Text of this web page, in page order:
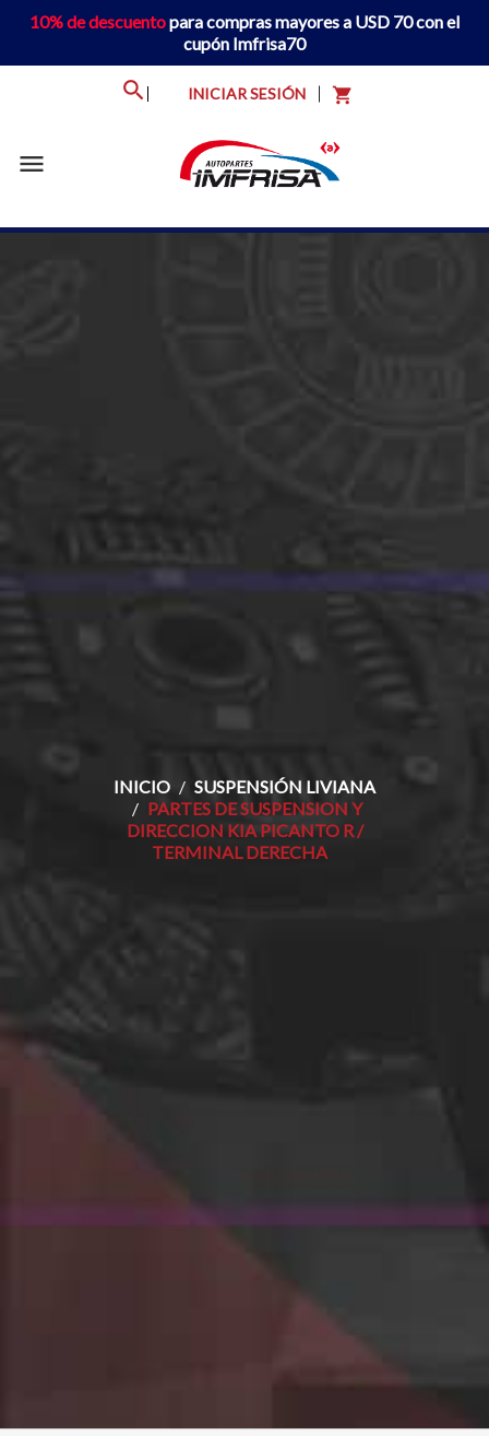
10% de descuentopara compras mayores a USD 70 con el
cupón Imfrisa70
INICIAR SESIÓN shopping_cart
menu
INICIO
SUSPENSIÓN LIVIANA
PARTES DE SUSPENSION Y
DIRECCION KIA PICANTO R /
TERMINAL DERECHA